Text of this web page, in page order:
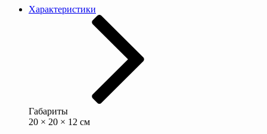
Характеристики
Габариты
20 × 20 × 12 см